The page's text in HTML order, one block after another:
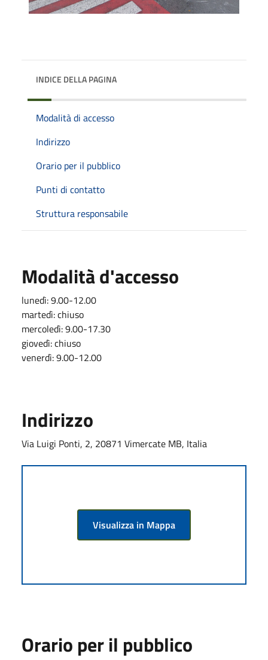
INDICE DELLA PAGINA
Modalità di accesso
Indirizzo
Orario per il pubblico
Punti di contatto
Struttura responsabile
Modalità d'accesso
lunedì: 9.00-12.00
martedì: chiuso
mercoledì: 9.00-17.30
giovedì: chiuso
venerdì: 9.00-12.00
Indirizzo
Via Luigi Ponti, 2, 20871 Vimercate MB, Italia
Visualizza in Mappa
Orario per il pubblico